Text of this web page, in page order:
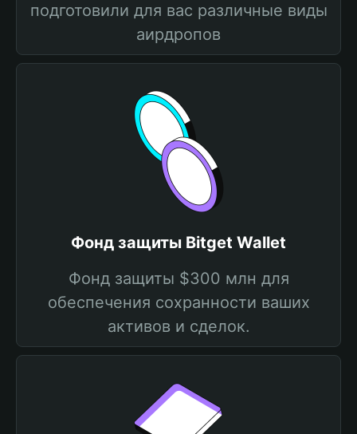
подготовили для вас различные виды
аирдропов
Фонд защиты Bitget Wallet
Фонд защиты $300 млн для
обеспечения сохранности ваших
активов и сделок.